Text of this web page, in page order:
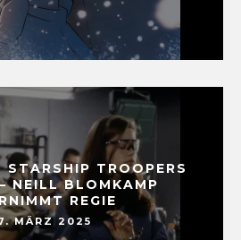
TROOPERS
NEILL BLOMKAMP
REGIE
MÄRZ 2025